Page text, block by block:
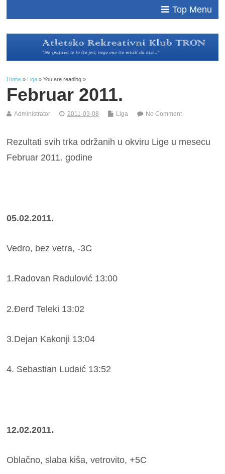
Top Menu
Home » Liga » You are reading »
Februar 2011.
Administrator 2011-03-08 Liga No Comment
Rezultati svih trka održanih u okviru Lige u mesecu
Februar 2011. godine
05.02.2011.
Vedro, bez vetra, -3C
1.Radovan Radulović 13:00
2.Đerđ Teleki 13:02
3.Dejan Kakonji 13:04
4. Sebastian Ludaić 13:52
12.02.2011.
Oblačno, slaba kiša, vetrovito, +5C